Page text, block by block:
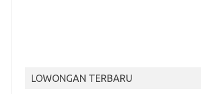
LOWONGAN TERBARU